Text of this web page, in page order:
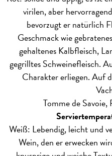
virilen, aber
bevorzugt er natürlich
Geschmack wie
gehaltenes Kalbfleisch,
gegrilltes Schweinefleisch.
Charakter erliegen. Auf
Tomme de
Weiß: Lebendig, leicht und
Wein, den er erwecken